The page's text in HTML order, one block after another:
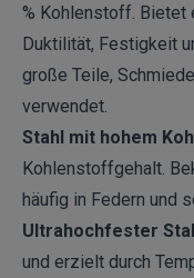
% Kohlenstoff. Bietet
Duktilität, Festigkeit
große Teile,
verwendet.
Stahl mit hohem
Kohlenstoffgehalt.
häufig in Federn und
Ultrahochfester
und erzielt durch